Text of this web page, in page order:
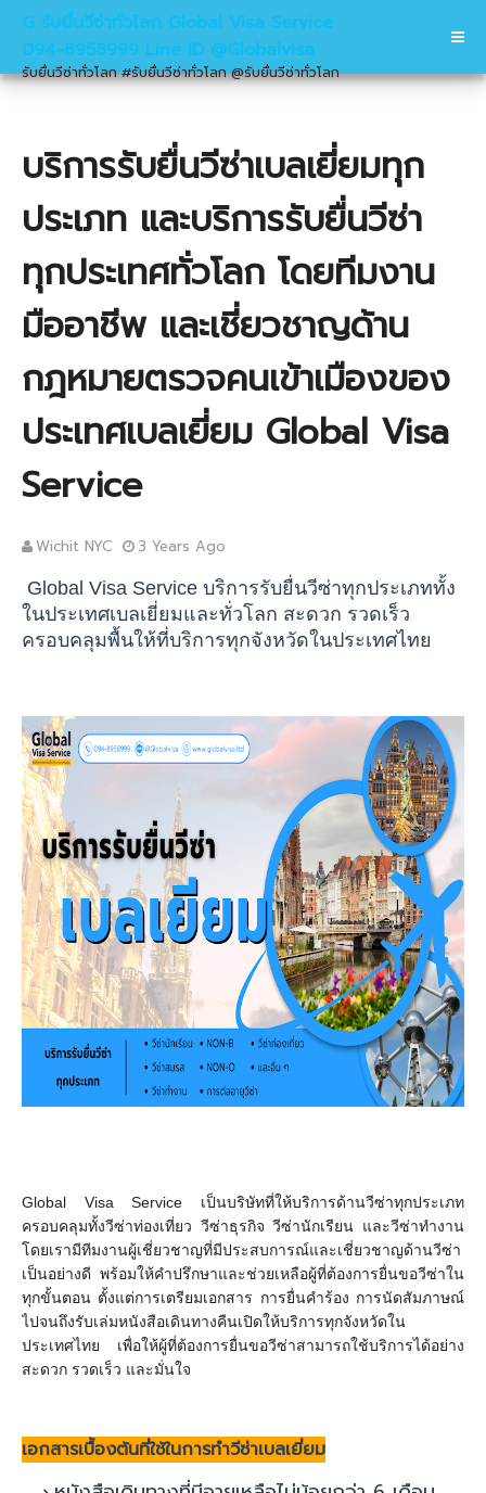
G รับยื่นวีซ่าทั่วโลก Global Visa Service
094-8958999 Line ID @Globalvisa
รับยื่นวีซ่าทั่วโลก #รับยื่นวีซ่าทั่วโลก @รับยื่นวีซ่าทั่วโลก
บริการรับยื่นวีซ่าเบลเยี่ยมทุก
ประเภท และบริการรับยื่นวีซ่า
ทุกประเทศทั่วโลก โดยทีมงาน
มืออาชีพ และเชี่ยวชาญด้าน
กฎหมายตรวจคนเข้าเมืองของ
ประเทศเบลเยี่ยม Global Visa
Service
Wichit NYC 3 Years Ago
Global Visa Service บริการรับยื่นวีซ่าทุกประเภททั้ง
ในประเทศเบลเยี่ยมและทั่วโลก สะดวก รวดเร็ว
ครอบคลุมพื้นให้ที่บริการทุกจังหวัดในประเทศไทย
Global Visa Service เป็นบริษัทที่ให้บริการด้านวีซ่าทุกประเภท
ครอบคลุมทั้งวีซ่าท่องเที่ยว วีซ่าธุรกิจ วีซ่านักเรียน และวีซ่าทำงาน
โดยเรามีทีมงานผู้เชี่ยวชาญที่มีประสบการณ์และเชี่ยวชาญด้านวีซ่า
เป็นอย่างดี พร้อมให้คำปรึกษาและช่วยเหลือผู้ที่ต้องการยื่นขอวีซ่าใน
ทุกขั้นตอน ตั้งแต่การเตรียมเอกสาร การยื่นคำร้อง การนัดสัมภาษณ์
ไปจนถึงรับเล่มหนังสือเดินทางคืนเปิดให้บริการทุกจังหวัดใน
ประเทศไทย เพื่อให้ผู้ที่ต้องการยื่นขอวีซ่าสามารถใช้บริการได้อย่าง
สะดวก รวดเร็ว และมั่นใจ
เอกสารเบื้องต้นที่ใช้ในการทำวีซ่าเบลเยี่ยม